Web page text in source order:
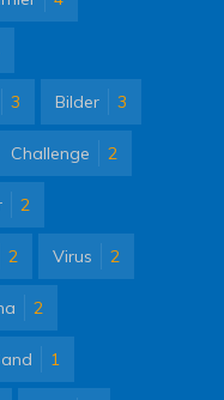
3 Bilder 3
Challenge 2
2
2 Virus 2
2
1